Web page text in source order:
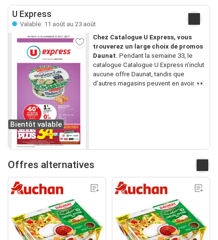
U Express
Valable: 11 août au 23 août
Bientôt valable
Chez Catalogue U Express, vous
trouverez un large choix de promos
Daunat. Pendant la semaine 33, le
catalogue Catalogue U Express n’inclut
aucune offre Daunat, tandis que
d’autres magasins peuvent en avoir. 👀
Offres alternatives